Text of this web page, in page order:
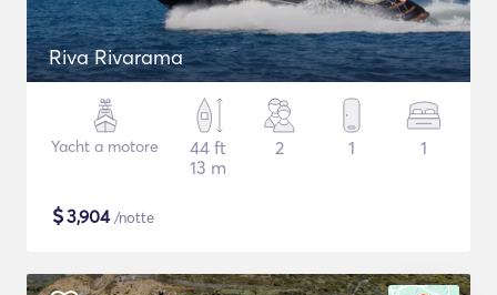
Riva Rivarama
Yacht a motore
44 ft
13 m
2 1 1
$3,904/notte